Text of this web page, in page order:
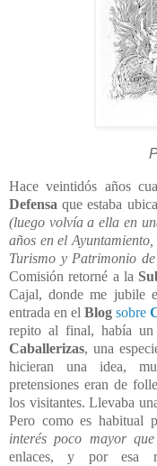
Hace veintidós años
Defensa que estaba
(luego volvía a ella en
años en el
Turismo y Patrimonio
Comisión retorné a la
Cajal, donde me jubile
entrada en elBlog sobre
repito al final, había
Caballerizas, una
hicieran una idea,
pretensiones eran de
los visitantes. Llevaba
Pero como es habitual
interés poco mayor
enlaces, y por esa